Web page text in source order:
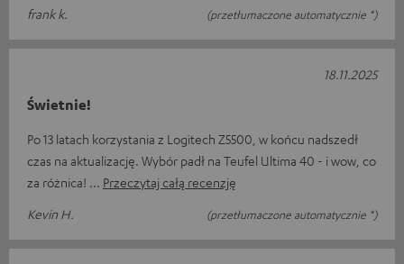
frank k.
(przetłumaczone automatycznie *)
Świetnie!
Po 13 latach korzystania z Logitech Z5500, w końcu nadszedł
czas na aktualizację. Wybór padł na Teufel Ultima 40 - i wow, co
za różnica!
Przeczytaj całą recenzję
Kevin H.
(przetłumaczone automatycznie *)
18.11.2025